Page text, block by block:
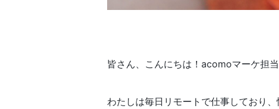
皆さん、こんにちは！acomoマーケ担当
わたしは毎日リモートで仕事しており